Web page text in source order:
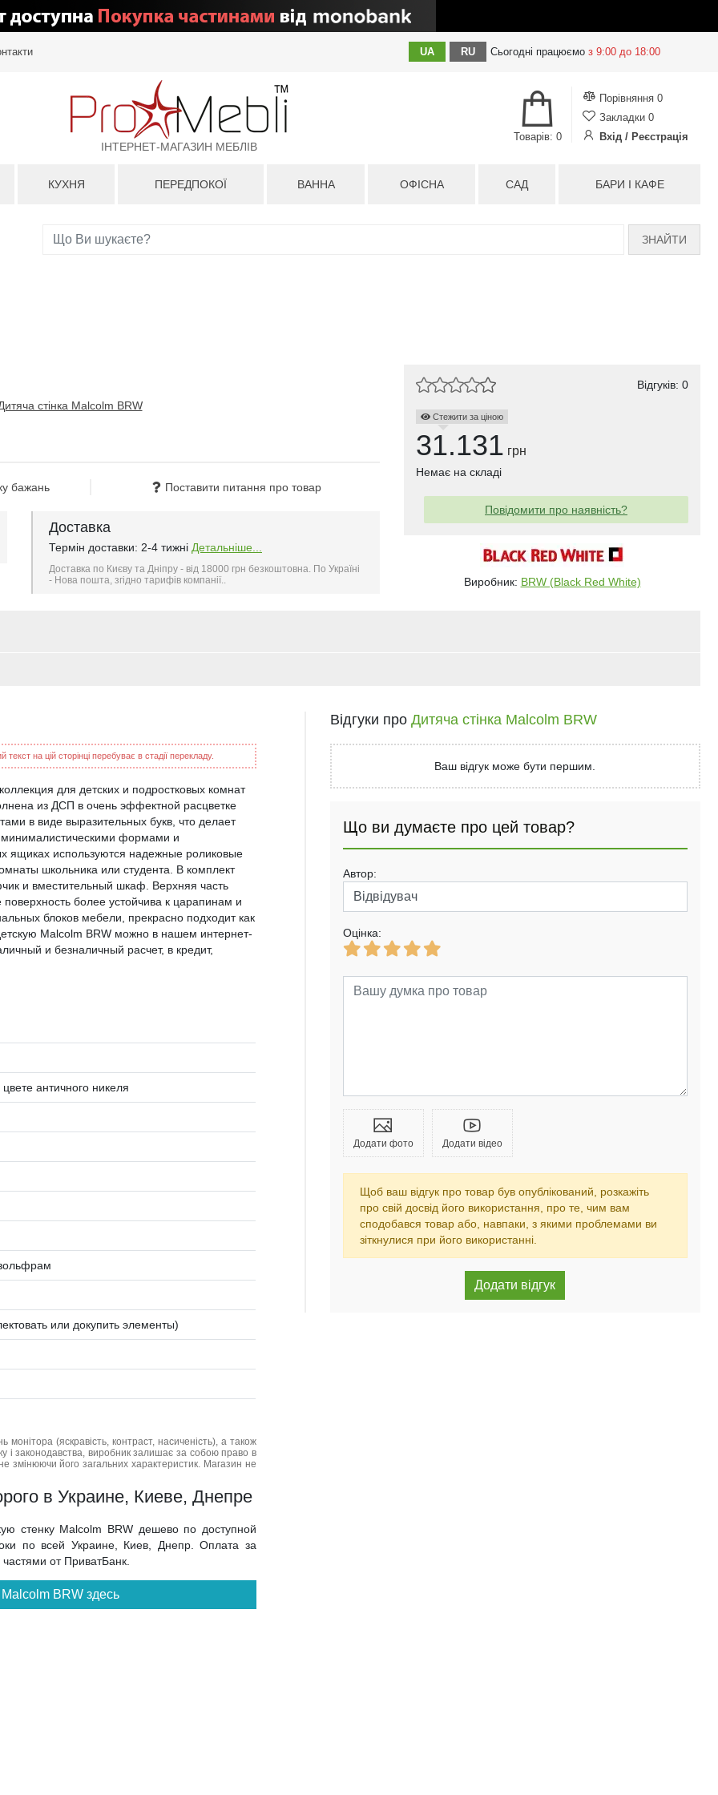
UA RU Сьогодні працюємо з 9:00 до 18:00
ІНТЕРНЕТ-МАГАЗИН МЕБЛІВ
Порівняння 0
Закладки 0
Вхід / Реєстрація
Товарів: 0
КУХНЯ ПЕРЕДПОКОЇ ВАННА ОФІСНА САД БАРИ І КАФЕ
ЗНАЙТИ
бажань Поставити питання про товар
Доставка
Термін доставки: 2-4 тижні Детальніше...
Доставка по Києву та Дніпру - від 18000 грн безкоштовна. По Україні
- Нова пошта, згідно тарифів компанії..
Відгуків: 0
Стежити за ціною
31.131 грн
Немає на складі
Повідомити про наявність?
Виробник: BRW (Black Red White)
на цій сторінці перебуває в стадії перекладу.
для детских и подростковых комнат
из ДСП в очень эффектной расцветке
в виде выразительных букв, что делает
минималистическими формами и
ящиках используются надежные роликовые
школьника или студента. В комплект
и вместительный шкаф. Верхняя часть
более устойчива к царапинам и
блоков мебели, прекрасно подходит как
Malcolm BRW можно в нашем интернет-
и безналичный расчет, в кредит,
античного никеля
или докупить элементы)
монітора (яскравість, контраст, насиченість), а також
і законодавства, виробник залишає за собою право в
змінюючи його загальних характеристик. Магазин не
в Украине, Киеве, Днепре
стенку Malcolm BRW дешево по доступной
по всей Украине, Киев, Днепр. Оплата за
от ПриватБанк.
BRW здесь
Відгуки про Дитяча стінка Malcolm BRW
Ваш відгук може бути першим.
Що ви думаєте про цей товар?
Автор:
Оцінка:
Додати фото Додати відео
Щоб ваш відгук про товар був опублікований, розкажіть
про свій досвід його використання, про те, чим вам
сподобався товар або, навпаки, з якими проблемами ви
зіткнулися при його використанні.